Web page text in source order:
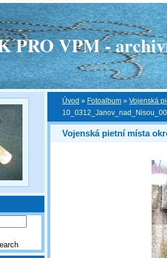
PRO VPM -
Úvod » Fotoalbum » Vojenská
Vojenská pietní místa